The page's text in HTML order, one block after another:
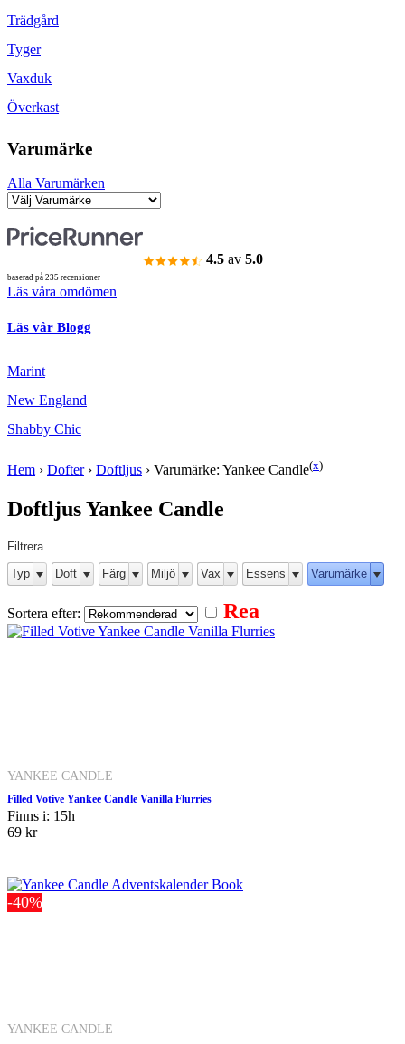
Trädgård
Tyger
Vaxduk
Överkast
Varumärke
Alla Varumärken
4.5 av 5.0
baserad på 235 recensioner
Läs våra omdömen
Läs vår Blogg
Marint
New England
Shabby Chic
Hem › Dofter› Doftljus › Varumärke: Yankee Candle(x)
Doftljus Yankee Candle
Filtrera
Typ
Doft Färg Miljö Vax Essens Varumärke
Sortera efter: Rea
YANKEE CANDLE
Filled Votive Yankee Candle Vanilla Flurries
Finns i: 15h
69 kr
-40%
YANKEE CANDLE